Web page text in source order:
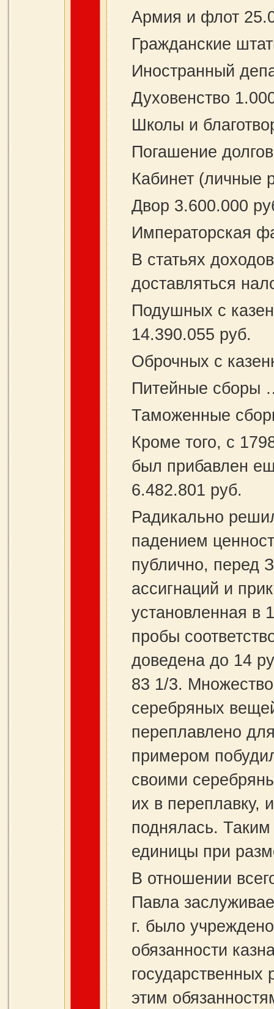
Армия и флот
Гражданские
Иностранный
Духовенство
Школы и
Погашение
Кабинет (личные
Двор 3.600.000
Императорская
В статьях
доставляться
Подушных с
14.390.055 руб.
Оброчных с
Питейные сборы
Таможенные
Кроме того, с
был прибавлен
6.482.801 руб.
Радикально
падением
публично, перед
ассигнаций и
установленная в
пробы
доведена до 14
83 1/3.
серебряных
переплавлено
примером
своими
их в переплавку,
поднялась.
единицы при
В отношении
Павла
г. было
обязанности
государственных
этим